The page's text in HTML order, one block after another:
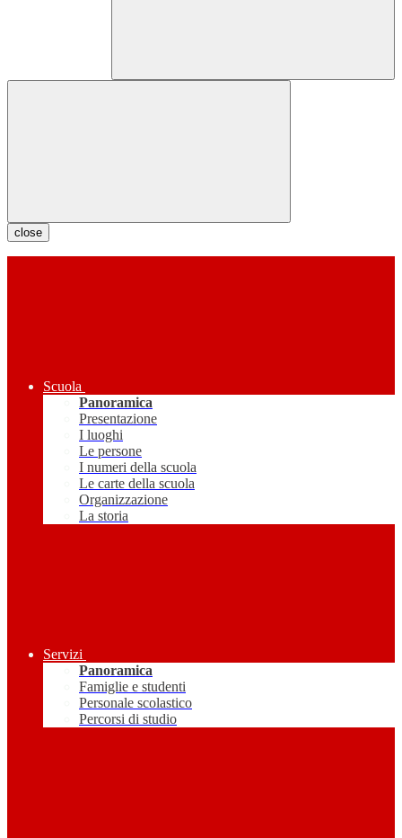
close
Scuola
Panoramica
Presentazione
I luoghi
Le persone
I numeri della scuola
Le carte della scuola
Organizzazione
La storia
Servizi
Panoramica
Famiglie e studenti
Personale scolastico
Percorsi di studio